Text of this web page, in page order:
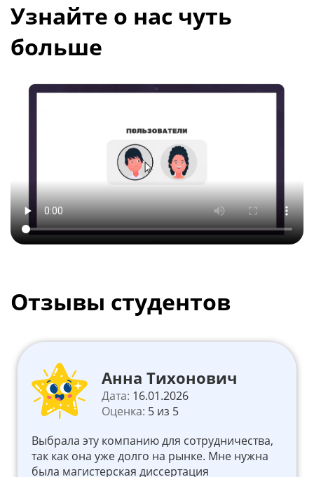
Узнайте о нас чуть
больше
Отзывы студентов
Анна Тихонович
Дата: 16.01.2026
Оценка: 5 из 5
Выбрала эту компанию для сотрудничества,
так как она уже долго на рынке. Мне нужна
была магистерская диссертация